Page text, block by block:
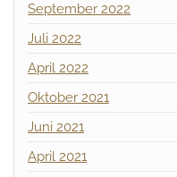
September 2022
Juli 2022
April 2022
Oktober 2021
Juni 2021
April 2021